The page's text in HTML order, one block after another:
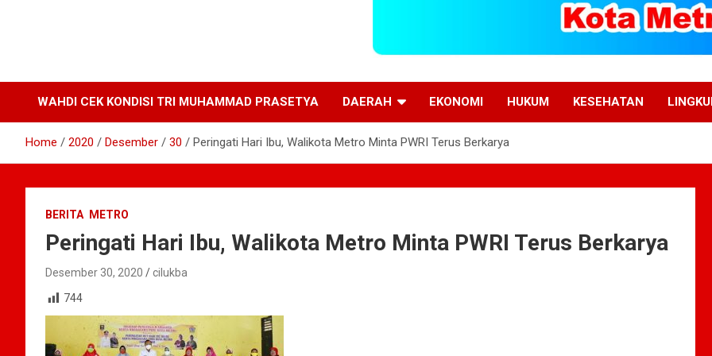
WAHDI CEK KONDISI TRI MUHAMMAD PRASETYA DAERAH EKONOMI HUKUM KESEHATAN
Home 2020 Desember 30 Peringati Hari Ibu, Walikota Metro Minta PWRI Terus Berkarya
BERITA METRO
Peringati Hari Ibu, Walikota Metro Minta PWRI Terus Berkarya
Desember 30, 2020
cilukba
744